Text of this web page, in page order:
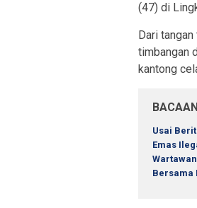
(47) di
Dari
timbangan
kantong
Usai
Emas
Bersama